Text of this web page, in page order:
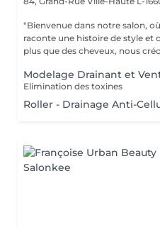
"Bienvenue dans notre salon,
raconte une histoire de style et
plus que des cheveux, nous
Modelage Drainant et
Elimination des toxines
Roller - Drainage Anti-